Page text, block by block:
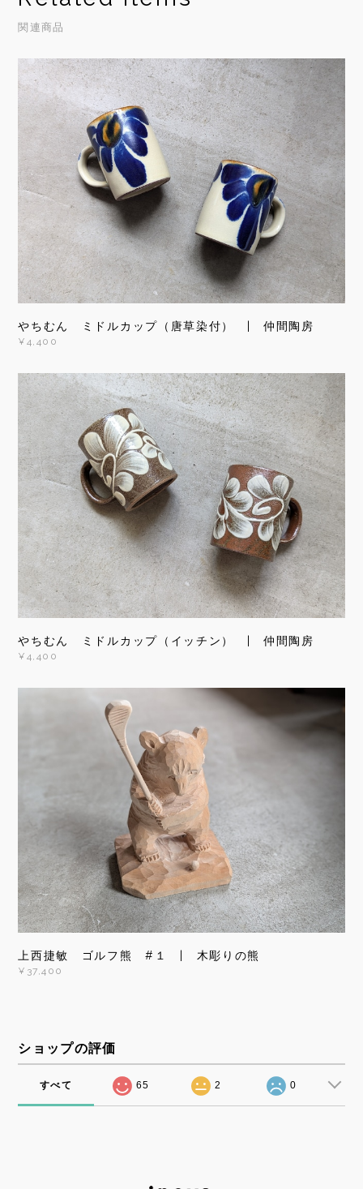
関連商品
やちむん ミドルカップ（唐草染付） | 仲間陶房
¥4,400
やちむん ミドルカップ（イッチン） | 仲間陶房
¥4,400
上西捷敏 ゴルフ熊 #１ | 木彫りの熊
¥37,400
ショップの評価
すべて 65 2 0